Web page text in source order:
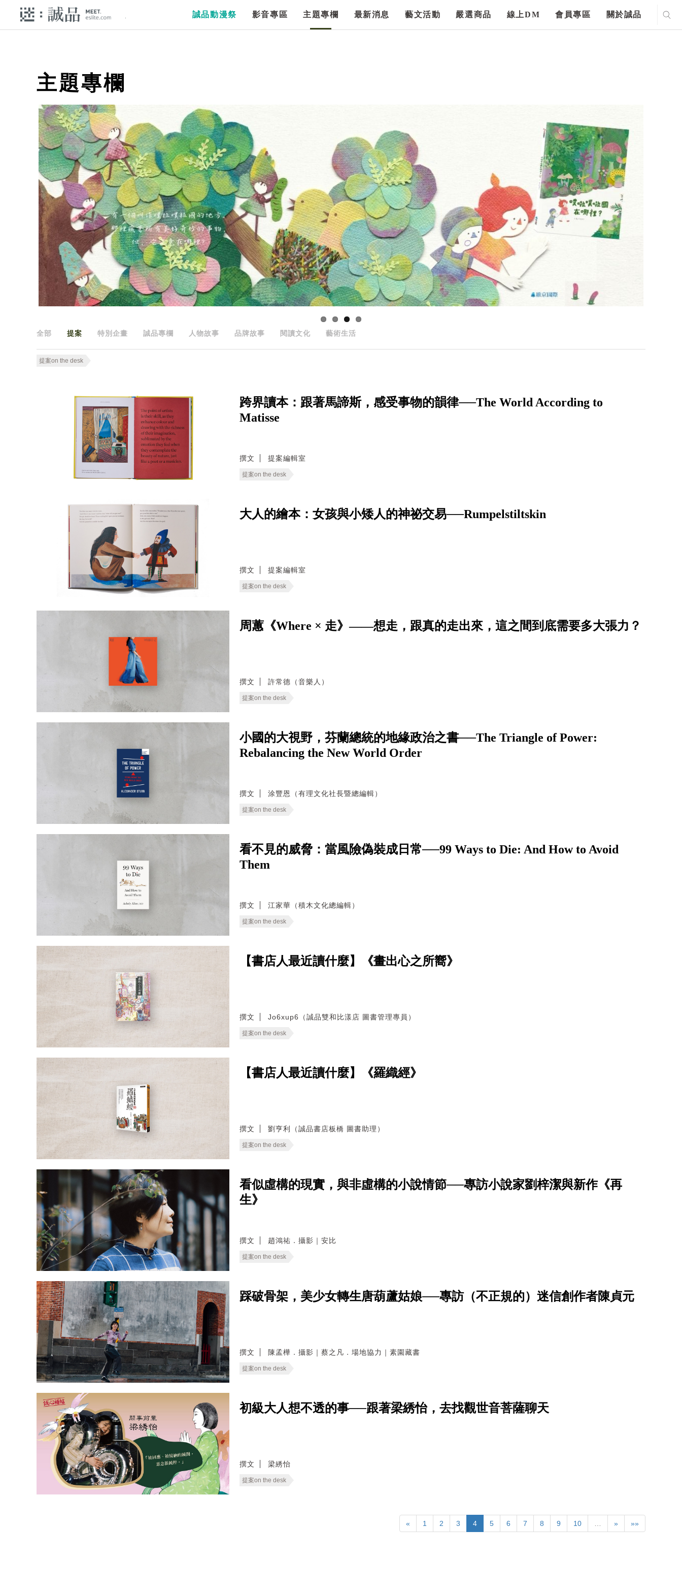
誠品動漫祭 影音專區 主題專欄 最新消息 藝文活動 嚴選商品 線上DM 會員專區 關於誠品
主題專欄
全部 提案 特別企畫 誠品專欄 人物故事 品牌故事 閱讀文化 藝術生活
提案on the desk
跨界讀本：跟著馬諦斯，感受事物的韻律──The World According to
Matisse
撰文 提案編輯室
提案on the desk
大人的繪本：女孩與小矮人的神祕交易──Rumpelstiltskin
撰文 提案編輯室
提案on the desk
周蕙《Where × 走》——想走，跟真的走出來，這之間到底需要多大張力？
撰文 許常德（音樂人）
提案on the desk
小國的大視野，芬蘭總統的地緣政治之書──The Triangle of Power:
Rebalancing the New World Order
撰文 涂豐恩（有理文化社長暨總編輯）
提案on the desk
看不見的威脅：當風險偽裝成日常──99 Ways to Die: And How to Avoid
Them
撰文 江家華（積木文化總編輯）
提案on the desk
【書店人最近讀什麼】《畫出心之所嚮》
撰文 Jo6xup6（誠品雙和比漾店 圖書管理專員）
提案on the desk
【書店人最近讀什麼】《羅織經》
撰文 劉亨利（誠品書店板橋 圖書助理）
提案on the desk
看似虛構的現實，與非虛構的小說情節──專訪小說家劉梓潔與新作《再
生》
撰文 趙鴻祐．攝影｜安比
提案on the desk
踩破骨架，美少女轉生唐葫蘆姑娘──專訪（不正規的）迷信創作者陳貞元
撰文 陳孟樺．攝影｜蔡之凡．場地協力｜素園藏書
提案on the desk
初級大人想不透的事──跟著梁綉怡，去找觀世音菩薩聊天
撰文 梁綉怡
提案on the desk
« 1 2 3 4 5 6 7 8 9 10 … » »»